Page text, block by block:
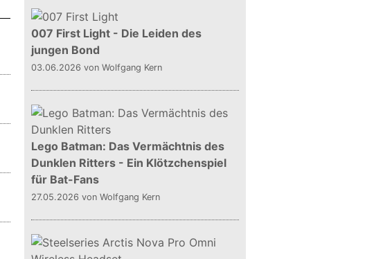
007 First Light - Die Leiden des
jungen Bond
03.06.2026 von Wolfgang Kern
Lego Batman: Das Vermächtnis des
Dunklen Ritters - Ein Klötzchenspiel
für Bat-Fans
27.05.2026 von Wolfgang Kern